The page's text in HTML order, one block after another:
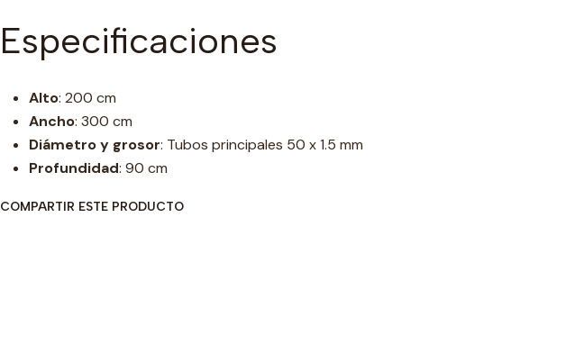
Especificaciones
Alto: 200 cm
Ancho: 300 cm
Diámetro y grosor: Tubos principales 50 x 1.5 mm
Profundidad: 90 cm
COMPARTIR ESTE PRODUCTO